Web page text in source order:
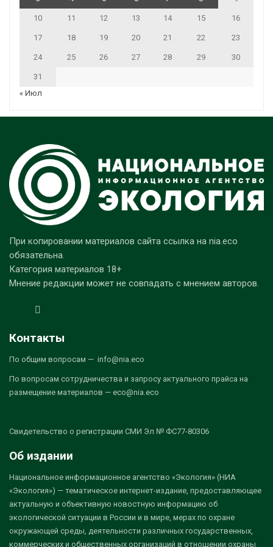
10 11 12 13 14 15 16
17 18 19 20 21 22 23
24 25 26 27 28 29 30
31
« Июл
При копировании материалов сайта ссылка на nia.eco
обязательна.
Категория материалов 18+
Мнение редакции может не совпадать с мнением авторов.
Контакты
По общим вопросам — info@nia.eco
По вопросам сотрудничества и запросу актуального прайса на
размещение материалов — eco@nia.eco
Свидетельство о регистрации СМИ Эл № ФС77-80306
Об издании
Национальное информационное агентство «Экология» (НИА
«Экология») — тематическое интернет-издание, предоставляющее
актуальную и объективную новостную информацию об
экологической ситуации в России и в мире, мерах по охране
окружающей среды, деятельности различных государственных,
коммерческих и общественных организаций в отношении охраны